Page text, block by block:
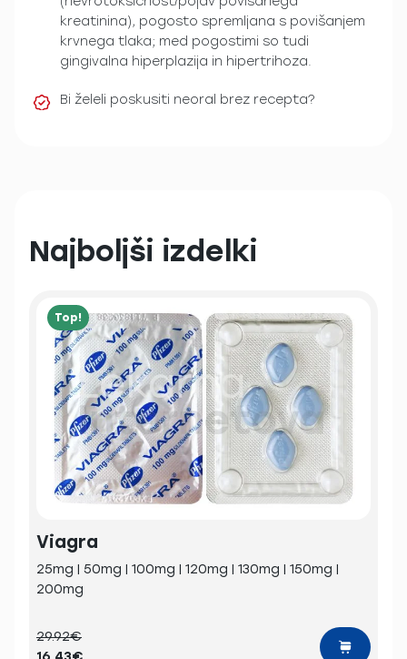
kreatinina), pogosto spremljana s povišanjem
krvnega tlaka; med pogostimi so tudi
gingivalna hiperplazija in hipertrihoza.
Bi želeli poskusiti neoral brez recepta?
Najboljši izdelki
Top!
Viagra
25mg | 50mg | 100mg | 120mg | 130mg | 150mg |
200mg
29.92€